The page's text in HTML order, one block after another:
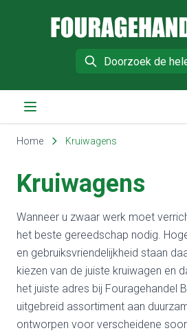
Search
Home Kruiwagens
Kruiwagens
Wanneer u zwaar werk moet
het beste gereedschap nodig.
en gebruiksvriendelijkheid staan
kiezen van de juiste kruiwagen en
het juiste adres bij Fouragehandel
uitgebreid assortiment aan
ontworpen voor verscheidene